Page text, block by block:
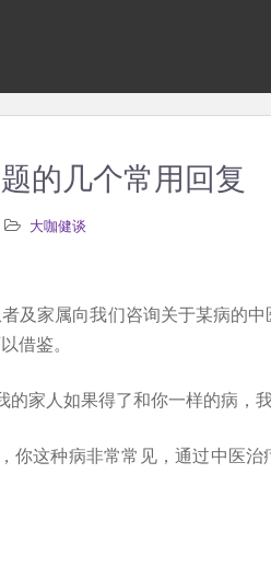
的几个常用回复
大咖健谈
及家属向我们咨询关于某病的
借鉴。
家人如果得了和你一样的病，
你这种病非常常见，通过中医